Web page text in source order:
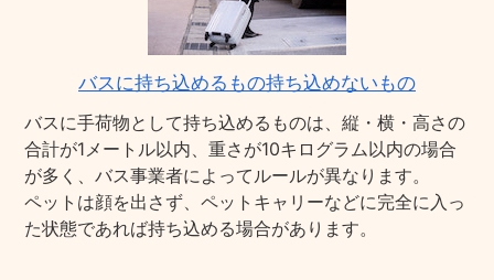
バスに持ち込めるもの持ち込めないもの
バスに手荷物として持ち込めるものは、縦・横・高さの
合計が1メートル以内、重さが10キログラム以内の場合
が多く、バス事業者によってルールが異なります。
ペットは顔を出さず、ペットキャリーなどに完全に入っ
た状態であれば持ち込める場合があります。